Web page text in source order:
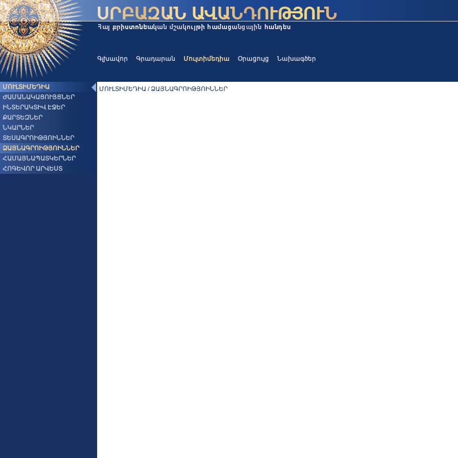
Գլխավոր Գրադարան Մուլտիմեդիա Օրացույց Նախագծեր
ՄՈՒԼՏԻՄԵԴԻԱ
ԺԱՄԱՆԱԿԱՑՈՒՅՑՆԵՐ
ԻՆՏԵՐԱԿՏԻՎ ԷՋԵՐ
ՔԱՐՏԵԶՆԵՐ
ՆԿԱՐՆԵՐ
ՏԵՍԱԳՐՈԻԹՅՈԻՆՆԵՐ
ՁԱՅՆԱԳՐՈԻԹՅՈԻՆՆԵՐ
ՀԱՄԱՅՆԱՊԱՏԿԵՐՆԵՐ
ՀՈԳԵՎՈՐ ԱՐՎԵՍՏ
ՄՈՒԼՏԻՄԵԴԻԱ / ՁԱՅՆԱԳՐՈԻԹՅՈԻՆՆԵՐ